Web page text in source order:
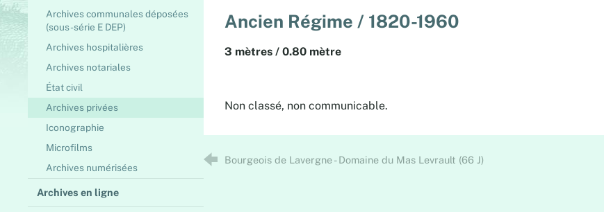
Archives communales déposées
(sous-série E DEP)
Archives hospitalières
Archives notariales
État civil
Archives privées
Iconographie
Microfilms
Archives numérisées
Archives en ligne
Ancien Régime / 1820-1960
3 mètres / 0.80 mètre
Non classé, non communicable.
Bourgeois de Lavergne - Domaine du Mas Levrault (66 J)